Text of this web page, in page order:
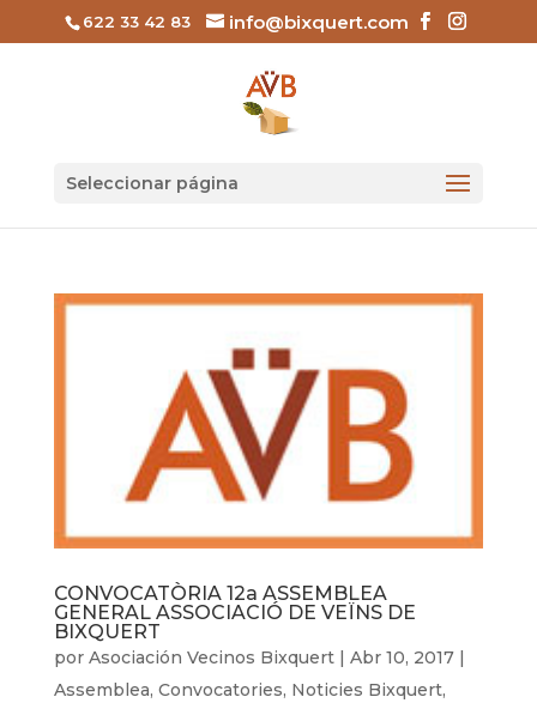
622 33 42 83 info@bixquert.com
Seleccionar página
CONVOCATÒRIA 12a ASSEMBLEA
GENERAL ASSOCIACIÓ DE VEÏNS DE
BIXQUERT
por Asociación Vecinos Bixquert| Abr 10, 2017|
Assemblea, Convocatories, Noticies Bixquert,